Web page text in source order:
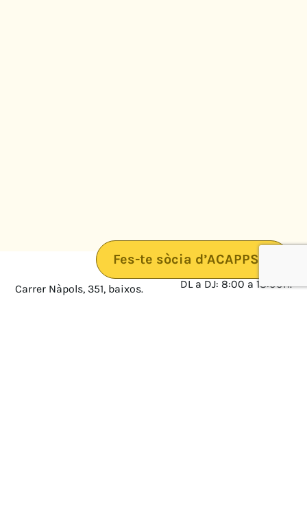
Fes-te sòcia d’ACAPPS
Carrer Nàpols, 351, baixos.
08025 · Barcelona
DL a DJ: 8:00 a 18:00h.